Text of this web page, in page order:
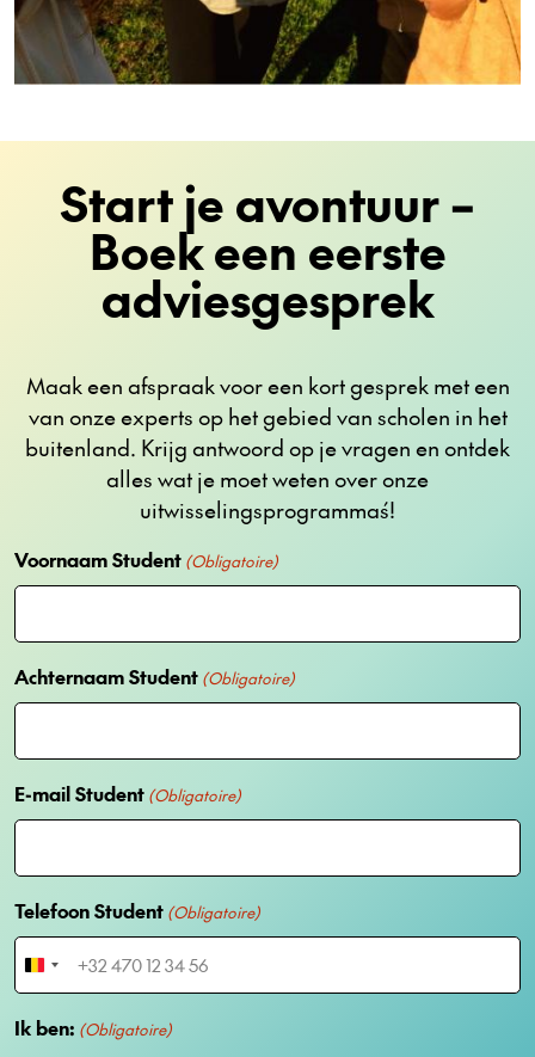
Start je avontuur –
Boek een eerste
adviesgesprek
Maak een afspraak voor een kort gesprek met een
van onze experts op het gebied van scholen in het
buitenland. Krijg antwoord op je vragen en ontdek
alles wat je moet weten over onze
uitwisselingsprogramma´s!
Voornaam Student (Obligatoire)
Achternaam Student (Obligatoire)
E-mail Student (Obligatoire)
Telefoon Student (Obligatoire)
B
e
l
Ik ben: (Obligatoire)